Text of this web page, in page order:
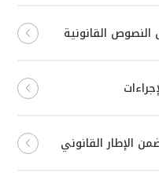
القانونية
الإطار القانوني